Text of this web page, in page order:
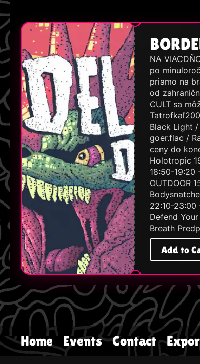
NA
po
priamo na
od
CULT sa
Black Light
goer.flac /
ceny do
Holotropic
18:50-19:20
OUTDOOR
22:10-23:00
Defend
Breath
Add to
Home Events Contact